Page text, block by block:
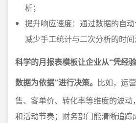
析；
提升响应速度：通过数据的自动
减少手工统计与二次分析的时间
科学的月报表模板让企业从“凭经
数据为依据”进行决策。 比如，运
售、客单价、转化率等维度的波动
和活动节奏；财务部门能清晰追